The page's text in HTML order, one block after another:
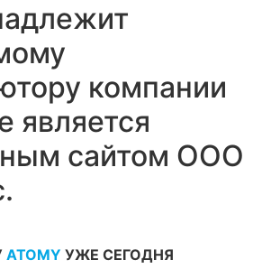
компании
является
сайтом ООО
ATOMY УЖЕ СЕГОДНЯ